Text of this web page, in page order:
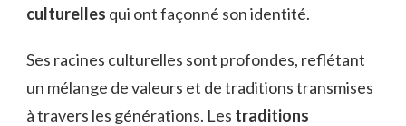
culturelles qui ont façonné son identité.
Ses racines culturelles sont profondes, reflétant
un mélange de valeurs et de traditions transmises
à travers les générations. Les traditions